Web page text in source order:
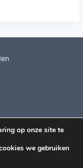
op onze site te
we gebruiken